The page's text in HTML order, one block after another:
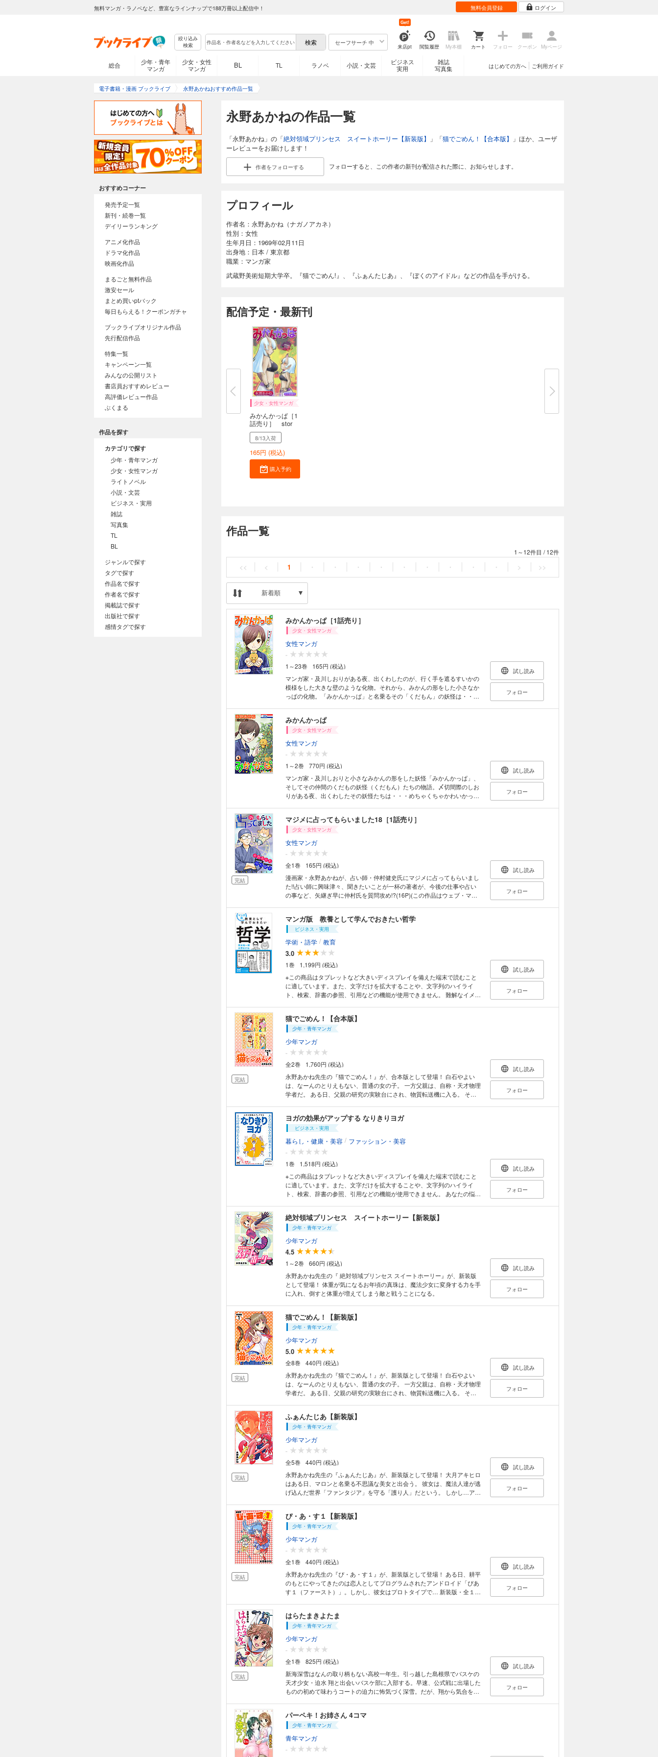
無料マンガ・ラノベなど、豊富なラインナップで188万冊以上配信中！ 無料会員登録 ログイン
絞り込み
検索
セーフサーチ 中
来店pt
Get!
閲覧履歴 My本棚 カート フォロー クーポン Myページ
総合
少年・青年
マンガ
少女・女性
マンガ
BL TL ラノベ 小説・文芸
ビジネス
実用
雑誌
写真集
ご利用ガイド
はじめての方へ
電子書籍・漫画 ブックライブ 永野あかねおすすめ作品一覧
永野あかねの作品一覧
「永野あかね」の「絶対領域プリンセス スイートホーリー【新装版】 」「猫でごめん！【合本版】
」ほか、ユーザ
ーレビューをお届けします！
作者をフォローする フォローすると、この作者の新刊が配信された際に、お知らせします。
プロフィール
作者名：永野あかね（ナガノアカネ）
性別：女性
生年月日：1969年02月11日
出身地：日本 / 東京都
職業：マンガ家
武蔵野美術短期大学卒。『猫でごめん!』、『ふぁんたじあ』、『ぼくのアイドル』などの作品を手がける。
配信予定・最新刊
少女・女性マンガ
みかんかっぱ［1
話売り］ stor
y...
8/13入荷
165円 (税込)
購入予約
作品一覧
1～12件目 /12件
<< < 1 ・ ・ ・ ・ ・ ・ ・ ・ ・ > >>
新着順
みかんかっぱ［1話売り］
少女・女性マンガ
女性マンガ
-
1～23巻
165円 (税込)
マンガ家・及川しおりがある夜、出くわしたのが、行く手を遮るすいかの
模様をした大きな壁のような化物。それから、みかんの形をした小さなか
っぱの化物。「みかんかっぱ」と名乗るその「くだもん」の妖怪は・・・
試し読み
フォロー
みかんかっぱ
少女・女性マンガ
女性マンガ
-
1～2巻
770円 (税込)
マンガ家・及川しおりと小さなみかんの形をした妖怪「みかんかっぱ」、
そしてその仲間のくだもの妖怪（くだもん）たちの物語。〆切間際のしお
りがある夜、出くわしたその妖怪たちは・・・めちゃくちゃかわいかっ
れたstory01-08を収録しています)
試し読み
フォロー
完結
マジメに占ってもらいました18［1話売り］
少女・女性マンガ
女性マンガ
-
全1巻
165円 (税込)
漫画家・永野あかねが、占い師・仲村健史氏にマジメに占ってもらいまし
た!!占い師に興味津々、聞きたいことが一杯の著者が、今後の仕事や占い
の事など、矢継ぎ早に仲村氏を質問攻め!?(16P)(この作品はウェブ・マガ
試し読み
フォロー
マンガ版 教養として学んでおきたい哲学
ビジネス・実用
学術・語学 / 教育
3.0
1巻
1,199円 (税込)
※この商品はタブレットなど大きいディスプレイを備えた端末で読むこと
に適しています。また、文字だけを拡大することや、文字列のハイライ
ト、検索、辞書の参照、引用などの機能が使用できません。 難解なイメー
した！ 哲学というと難解なイメージが先行しがちな学問ですが。 本書で
は、哲学についてやさしく詳しく解き明かし、その概念、歴史、代表的な
哲学者たち、主な議論など、教養として学んでおくべき主な事柄について
解説します。 さらに今回、解説の前半部をマンガにすることで、より読み
やすく、わかりやすい本になりました！ 序 章 哲学というものを理解す
るには 第１章 いま改めて哲学を学ぶべき理由 第２章 そもそも哲学と
は、どんなことをするのか？ 第３章 哲学の歴史と概念を知っておこう①
第４章 哲学の歴史と概念を知っておこう① 第５章 20世紀における哲
学の３大潮流 第６章 現代社会で哲学は役に立つのか？ 第７層 今後の
哲学を展望する 岡本裕一朗 1954年生まれ。玉川大学名誉教授。九州大学
大学院文学研究科哲学・倫理学専攻修了。九州大学文学部助手を経て現
職。西洋の近現代思想を専門とするが興味関心は幅広く、哲学とテクノロ
ジーの領域横断的な研究をしている。2016年に発表した『いま世界の哲学
ど現代の哲学者の思考を明快にまとめあげベストセラーとなった。他の著
書に『ポストモダンの思想的根拠』『フランス現代思想史』『人工知能に
哲学を教えたら』など多数。 永野あかね 1987年に『ファンロード』で作
『猫でごめん! 』の連載を開始。 『コンバット☆ハイスクール』『ふぁん
たじあ』『ぱぴるす戦士ライフマン! 』『ぴ・あ・す1』などの作品を発
表。 『プロレスTODAY』でプロレス観戦を題材にした『ROAD TO ぷ女
子』を連載。『みかんかっぱ』ホラーシルキーにて連載中（原案/小林康
之）。
試し読み
フォロー
完結
猫でごめん！【合本版】
少年・青年マンガ
少年マンガ
-
全2巻
1,760円 (税込)
永野あかね先生の『猫でごめん！』が、合本版として登場！ 白石やよい
は、なーんのとりえもない、普通の女の子。 一方父親は、自称・天才物理
学者だ。 ある日、父親の研究の実験台にされ、物質転送機に入る。 その
試し読み
フォロー
ヨガの効果がアップする なりきりヨガ
ビジネス・実用
暮らし・健康・美容 / ファッション・美容
-
1巻
1,518円 (税込)
※この商品はタブレットなど大きいディスプレイを備えた端末で読むこと
に適しています。また、文字だけを拡大することや、文字列のハイライ
ト、検索、辞書の参照、引用などの機能が使用できません。 あなたの悩み
ガを簡単に理解できて即実践できるようにわかりやすいマンガでポーズを
解説。 今やヨガは、スタジオや教室、スポーツクラブやネット動画など、
多くの場所で体験・実践できるようになり、美容や健康法として人気があ
ります。しかもヨガのスタイルは多様性に富み、ダイエット効果を高める
ホットヨガ、動きの激しいアシュタンガヨガやパワーヨガ、道具を使うア
イアンガーヨガなどの多彩な顔ぶれがそろい、有名なものだけでも20種類
以上あります。 ヨガとは「つながる」という意味を持つインド語です。何
につながるかというと、それは揺らがない真の自己です。ヨガとは、言葉
の意味からわかるように、自己とつながるための道なのです。また、ヨガ
は身体が柔らかくないと無理、という印象を持つ人が多いようですが、そ
う思う人はヨガの表面的な部分だけを見ています。ヨガは身体の硬い人や
年齢を重ねた人、そして男性にも門戸は開かれているのです。 新たな自分
に出会うためのヒント。それはヨガのポーズには必ず動物や自然界にある
だけで、ポーズの持っている潜在的な力とヨガ（つながること）ができま
す。「真似る」のでは「なりきる」こと。これがヨガの効果を飛躍的にア
ップさせます。ヨガのポーズを行うときにイメージを心に描くことで身体
はバランス感覚が悪いから…」と思ってバランスの悪い自分をイメージし
て恐る恐るやると、やはり思った通りバランスを崩して倒れてしまいま
す。しかし、足は根っ子、胴体は幹、手は枝葉、顔は花…と思い描いて樹
になりきってしまうと、しっかりと大地に根を張ったポーズになり、堂々
とした樹そのものになりきることができます。そして何事にもめげない自
分に出会うことができるのです。 まずはなりたいものに近いポーズから始
めてみましょう。思いを味方にして身体に問いかけるように心の声を大切
にしてヨガのポーズに取り組んでみると、プラーナと呼ばれる気が動き出
し、身体中に充満し、エネルギーに満ち充実した毎日を送ることができる
ようになります。本書では、あなたが持っている素晴らしい才能を発揮さ
せるために「なりきる」ことによってヨガの効果を飛躍的に引き上げるた
めの1冊です。 ◯第1章 なりきり基本ポーズ 意味を知れば効果
が変わる ◯第2章 なりきり呼吸法 座ったままで健康と美しさを
手に入れる ◯第3章 なりきりチャクラ 自分の身体の中にある神
持つインドの伝統医療と健康法
試し読み
フォロー
絶対領域プリンセス スイートホーリー【新装版】
少年・青年マンガ
少年マンガ
4.5
1～2巻
660円 (税込)
永野あかね先生の『 絶対領域プリンセス スイートホーリー』が、新装版
として登場！ 体重が気になるお年頃の真珠は、魔法少女に変身する力を手
に入れ、倒すと体重が増えてしまう敵と戦うことになる。
試し読み
フォロー
完結
猫でごめん！【新装版】
少年・青年マンガ
少年マンガ
5.0
全8巻
440円 (税込)
永野あかね先生の『猫でごめん！』が、新装版として登場！ 白石やよい
は、なーんのとりえもない、普通の女の子。 一方父親は、自称・天才物理
学者だ。 ある日、父親の研究の実験台にされ、物質転送機に入る。 その
試し読み
フォロー
完結
ふぁんたじあ【新装版】
少年・青年マンガ
少年マンガ
-
全5巻
440円 (税込)
永野あかね先生の『ふぁんたじあ』が、新装版として登場！ 大月アキヒロ
はある日、マロンと名乗る不思議な美女と出会う。 彼女は、魔法人達が逃
げ込んだ世界「ファンタジア」を守る「護り人」だという。 しかし…アキ
試し読み
フォロー
完結
ぴ・あ・す１【新装版】
少年・青年マンガ
少年マンガ
-
全1巻
440円 (税込)
永野あかね先生の『ぴ・あ・す１』が、新装版として登場！ ある日、耕平
のもとにやってきたのは恋人としてプログラムされたアンドロイド「ぴあ
す１（ファースト）」。しかし、彼女はプロトタイプで… 新装版・全１
試し読み
フォロー
完結
はらたまきよたま
少年・青年マンガ
少年マンガ
-
全1巻
825円 (税込)
新海深雪はなんの取り柄もない高校一年生。引っ越した島根県でバスケの
天才少女・迫水 翔と出会いバスケ部に入部する。早速、公式戦に出場した
ものの初めて味わうコートの迫力に怖気づく深雪。だが、翔から気合を入
試し読み
フォロー
パーペキ！お姉さん 4コマ
少年・青年マンガ
青年マンガ
-
おすすめコーナー
発売予定一覧
新刊・続巻一覧
デイリーランキング
アニメ化作品
ドラマ化作品
映画化作品
まるごと無料作品
激安セール
まとめ買いptバック
毎日もらえる！クーポンガチャ
ブックライブオリジナル作品
先行配信作品
特集一覧
キャンペーン一覧
みんなの公開リスト
書店員おすすめレビュー
高評価レビュー作品
ぶくまる
作品を探す
カテゴリで探す
少年・青年マンガ
少女・女性マンガ
ライトノベル
小説・文芸
ビジネス・実用
雑誌
写真集
TL
BL
ジャンルで探す
タグで探す
作品名で探す
作者名で探す
掲載誌で探す
出版社で探す
感情タグで探す